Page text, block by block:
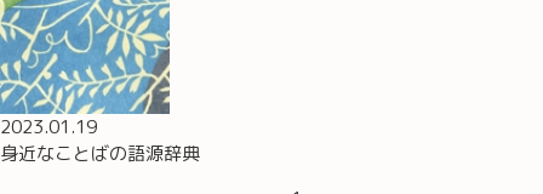
2023.01.19
身近なことばの語源辞典